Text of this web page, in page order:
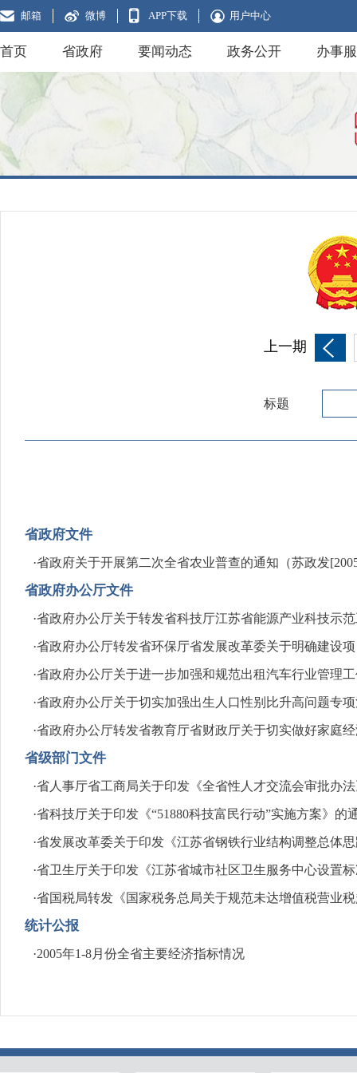
邮箱 微博 APP下载 用户中心
首页 省政府 要闻动态 政务公开 办事
上一期
标题
省政府文件
·省政府关于开展第二次全省农业普查的通知（苏政发
省政府办公厅文件
·省政府办公厅关于转发省科技厅江苏省能源产业科技示
·省政府办公厅转发省环保厅省发展改革委关于明确建设
·省政府办公厅关于进一步加强和规范出租汽车行业管理
·省政府办公厅关于切实加强出生人口性别比升高问题专
·省政府办公厅转发省教育厅省财政厅关于切实做好家庭
省级部门文件
·省人事厅省工商局关于印发《全省性人才交流会审批办
·省科技厅关于印发《“51880科技富民行动”实施方案》的
·省发展改革委关于印发《江苏省钢铁行业结构调整总体
·省卫生厅关于印发《江苏省城市社区卫生服务中心设置
·省国税局转发《国家税务总局关于规范未达增值税营业
统计公报
·2005年1-8月份全省主要经济指标情况